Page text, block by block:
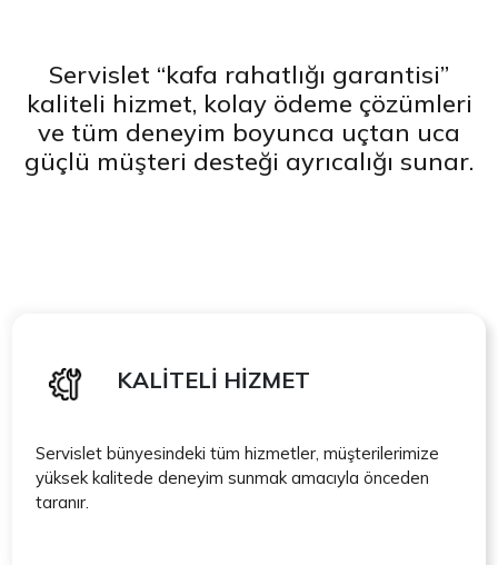
Servislet “kafa rahatlığı garantisi”
kaliteli hizmet, kolay ödeme çözümleri
ve tüm deneyim boyunca uçtan uca
güçlü müşteri desteği ayrıcalığı sunar.
KALİTELİ HİZMET
Servislet bünyesindeki tüm hizmetler, müşterilerimize
yüksek kalitede deneyim sunmak amacıyla önceden
taranır.